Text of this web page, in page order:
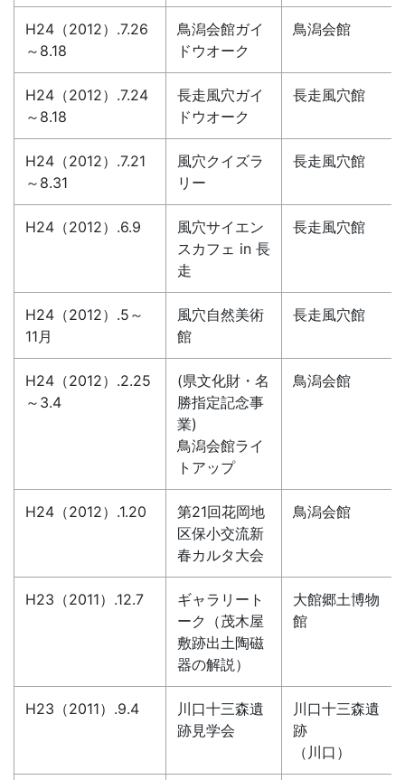
H24（2012）.7.26
～8.18
鳥潟会館ガイ
ドウオーク
鳥潟会館
H24（2012）.7.24
～8.18
長走風穴ガイ
ドウオーク
長走風穴館
H24（2012）.7.21
～8.31
風穴クイズラ
リー
長走風穴館
H24（2012）.6.9
風穴サイエン
スカフェ in 長
走
長走風穴館
H24（2012）.5～
11月
風穴自然美術
館
長走風穴館
H24（2012）.2.25
～3.4
(県文化財・名
勝指定記念事
業)
鳥潟会館ライ
トアップ
鳥潟会館
H24（2012）.1.20
第21回花岡地
区保小交流新
春カルタ大会
鳥潟会館
H23（2011）.12.7
ギャラリート
ーク（茂木屋
敷跡出土陶磁
器の解説）
大館郷土博物
館
H23（2011）.9.4
川口十三森遺
跡見学会
川口十三森遺
跡
（川口）